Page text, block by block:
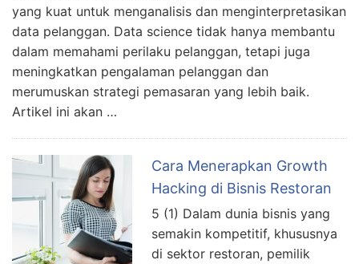
yang kuat untuk menganalisis dan menginterpretasikan
data pelanggan. Data science tidak hanya membantu
dalam memahami perilaku pelanggan, tetapi juga
meningkatkan pengalaman pelanggan dan
merumuskan strategi pemasaran yang lebih baik.
Artikel ini akan …
Cara Menerapkan Growth
Hacking di Bisnis Restoran
5 (1) Dalam dunia bisnis yang
semakin kompetitif, khususnya
di sektor restoran, pemilik